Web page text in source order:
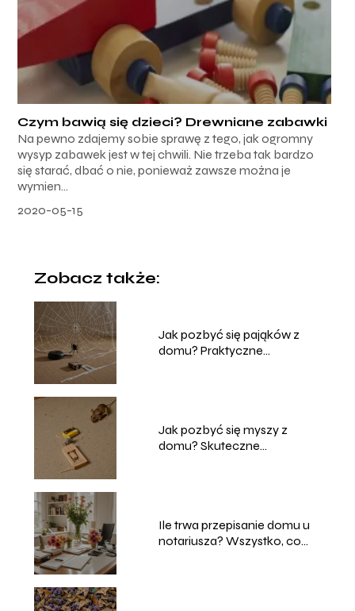
Czym bawią się dzieci? Drewniane zabawki
Na pewno zdajemy sobie sprawę z tego, jak ogromny
wysyp zabawek jest w tej chwili. Nie trzeba tak bardzo
się starać, dbać o nie, ponieważ zawsze można je
wymien...
2020-05-15
Zobacz także:
Jak pozbyć się pająków z
domu? Praktyczne
Jak pozbyć się myszy z
domu? Skuteczne
Ile trwa przepisanie domu u
notariusza? Wszystko, co